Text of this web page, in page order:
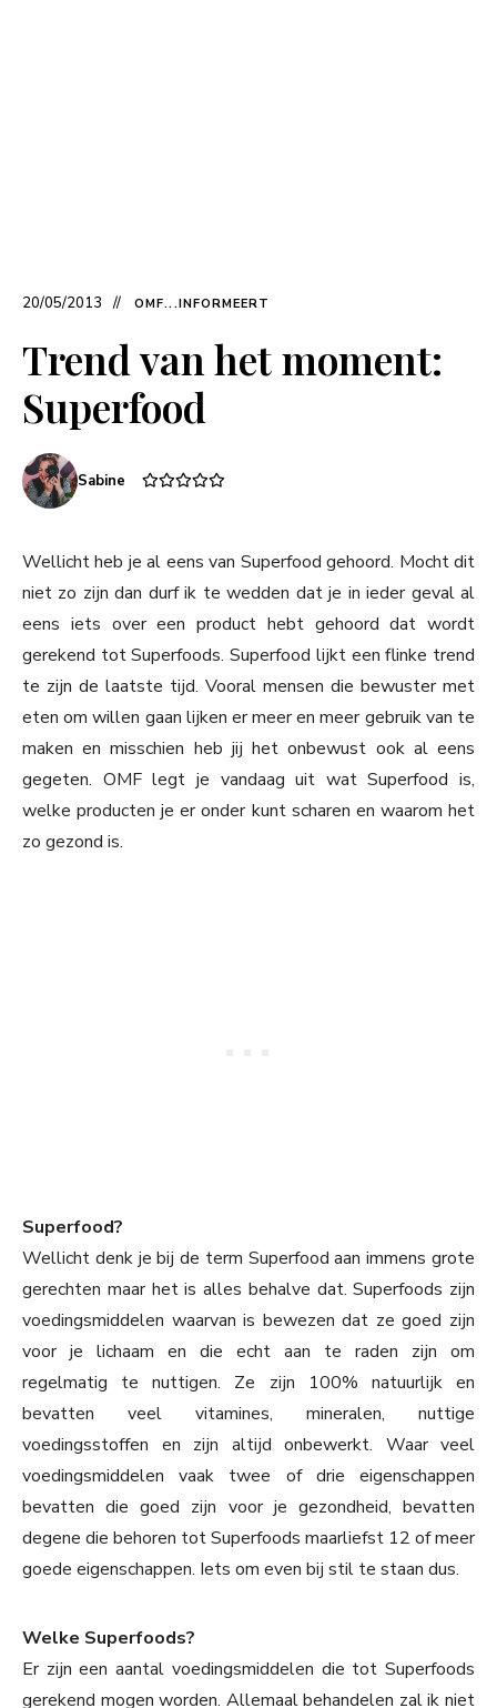
20/05/2013 OMF...INFORMEERT
Trend van het moment:
Superfood
Sabine
Wellicht heb je al eens van Superfood gehoord. Mocht dit
niet zo zijn dan durf ik te wedden dat je in ieder geval al
eens iets over een product hebt gehoord dat wordt
gerekend tot Superfoods. Superfood lijkt een flinke trend
te zijn de laatste tijd. Vooral mensen die bewuster met
eten om willen gaan lijken er meer en meer gebruik van te
maken en misschien heb jij het onbewust ook al eens
gegeten. OMF legt je vandaag uit wat Superfood is,
welke producten je er onder kunt scharen en waarom het
zo gezond is.
Superfood?
Wellicht denk je bij de term Superfood aan immens grote
gerechten maar het is alles behalve dat. Superfoods zijn
voedingsmiddelen waarvan is bewezen dat ze goed zijn
voor je lichaam en die echt aan te raden zijn om
regelmatig te nuttigen. Ze zijn 100% natuurlijk en
bevatten veel vitamines, mineralen, nuttige
voedingsstoffen en zijn altijd onbewerkt. Waar veel
voedingsmiddelen vaak twee of drie eigenschappen
bevatten die goed zijn voor je gezondheid, bevatten
degene die behoren tot Superfoods maarliefst 12 of meer
goede eigenschappen. Iets om even bij stil te staan dus.
Welke Superfoods?
Er zijn een aantal voedingsmiddelen die tot Superfoods
gerekend mogen worden. Allemaal behandelen zal ik niet